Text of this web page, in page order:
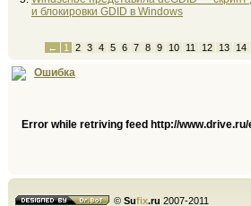
и блокировки GDID в Windows
← 1 2 3 4 5 6 7 8 9 10 11 12 13 14
Ошибка
Error while retriving feed http://
© Sufix.ru 2007-2011